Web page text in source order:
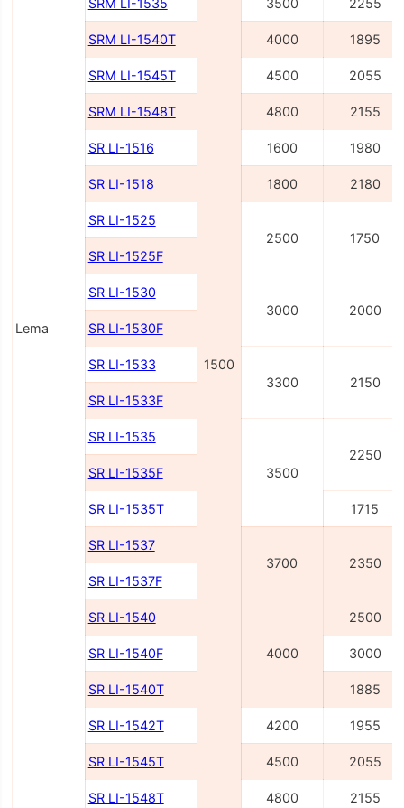
Lema
1500
SRM LI-1535 3500 2255
SRM LI-1540Т 4000 1895
SRM LI-1545Т 4500 2055
SRM LI-1548Т 4800 2155
SR LI-1516 1600 1980
SR LI-1518 1800 2180
SR LI-1525
2500
1750
SR LI-1525F
SR LI-1530
3000
2000
SR LI-1530F
SR LI-1533
3300
2150
SR LI-1533F
SR LI-1535
3500
2250
SR LI-1535F
SR LI-1535T 1715
SR LI-1537
3700
2350
SR LI-1537F
SR LI-1540
4000
2500
SR LI-1540F 3000
SR LI-1540Т 1885
SR LI-1542Т 4200 1955
SR LI-1545Т 4500 2055
SR LI-1548Т 4800 2155